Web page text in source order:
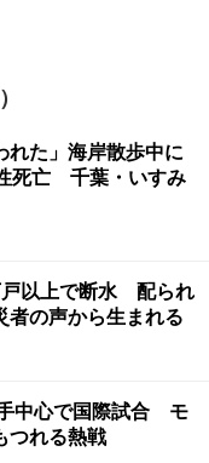
れた」海岸散歩中に
死亡 千葉・いすみ
以上で断水 配られ
者の声から生まれる
中心で国際試合 モ
つれる熱戦